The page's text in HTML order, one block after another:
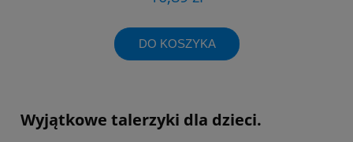
DO KOSZYKA
Wyjątkowe talerzyki dla dzieci.